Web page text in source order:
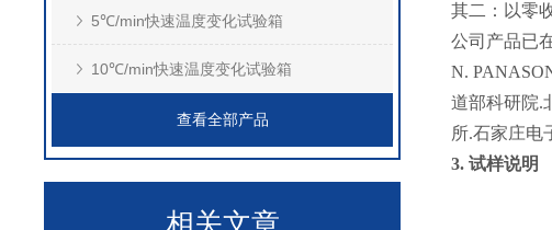
5℃/min快速温度变化试验箱
10℃/min快速温度变化试验箱
查看全部产品
相关文章
其二：以零
公司产品已
N.
道部科研院.
所.石家庄电
3.试样说明